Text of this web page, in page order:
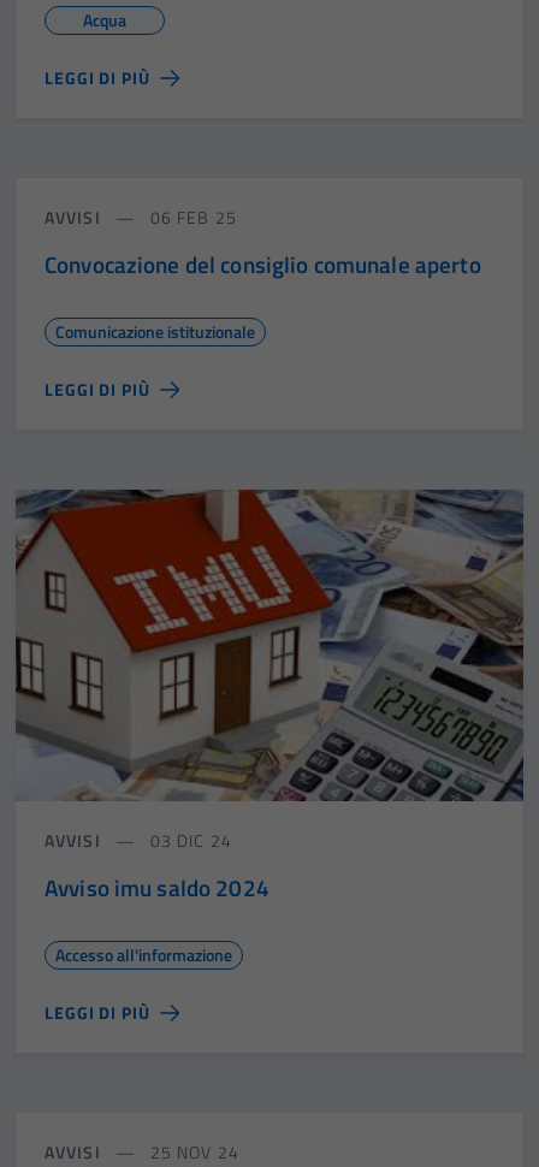
Acqua
LEGGI DI PIÙ
AVVISI 06 FEB 25
Convocazione del consiglio comunale aperto
Comunicazione istituzionale
LEGGI DI PIÙ
AVVISI 03 DIC 24
Avviso imu saldo 2024
Accesso all'informazione
LEGGI DI PIÙ
AVVISI 25 NOV 24